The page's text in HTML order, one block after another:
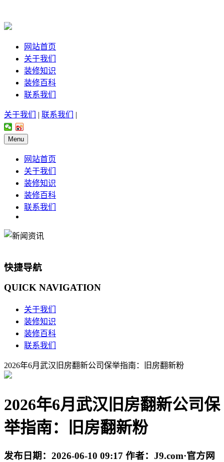
网站首页
关于我们
装修知识
装修百科
联系我们
关于我们 | 联系我们 |
Menu
网站首页
关于我们
装修知识
装修百科
联系我们
快捷导航
QUICK NAVIGATION
关于我们
装修知识
装修百科
联系我们
2026年6月武汉旧房翻新公司保举指南：旧房翻新粉
2026年6月武汉旧房翻新公司保
举指南：旧房翻新粉
发布日期： 2026-06-10 09:17 作者： J9.com·官方网